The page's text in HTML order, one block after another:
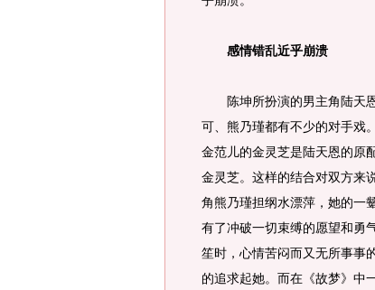
感情错乱近乎崩溃
陈坤所扮演的男主角陆天恩
可、熊乃瑾都有不少的对手戏
金范儿的金灵芝是陆天恩的原
金灵芝。这样的结合对双方来
角熊乃瑾担纲水漂萍，她的一
有了冲破一切束缚的愿望和勇
笙时，心情苦闷而又无所事事
的追求起她。而在《故梦》中